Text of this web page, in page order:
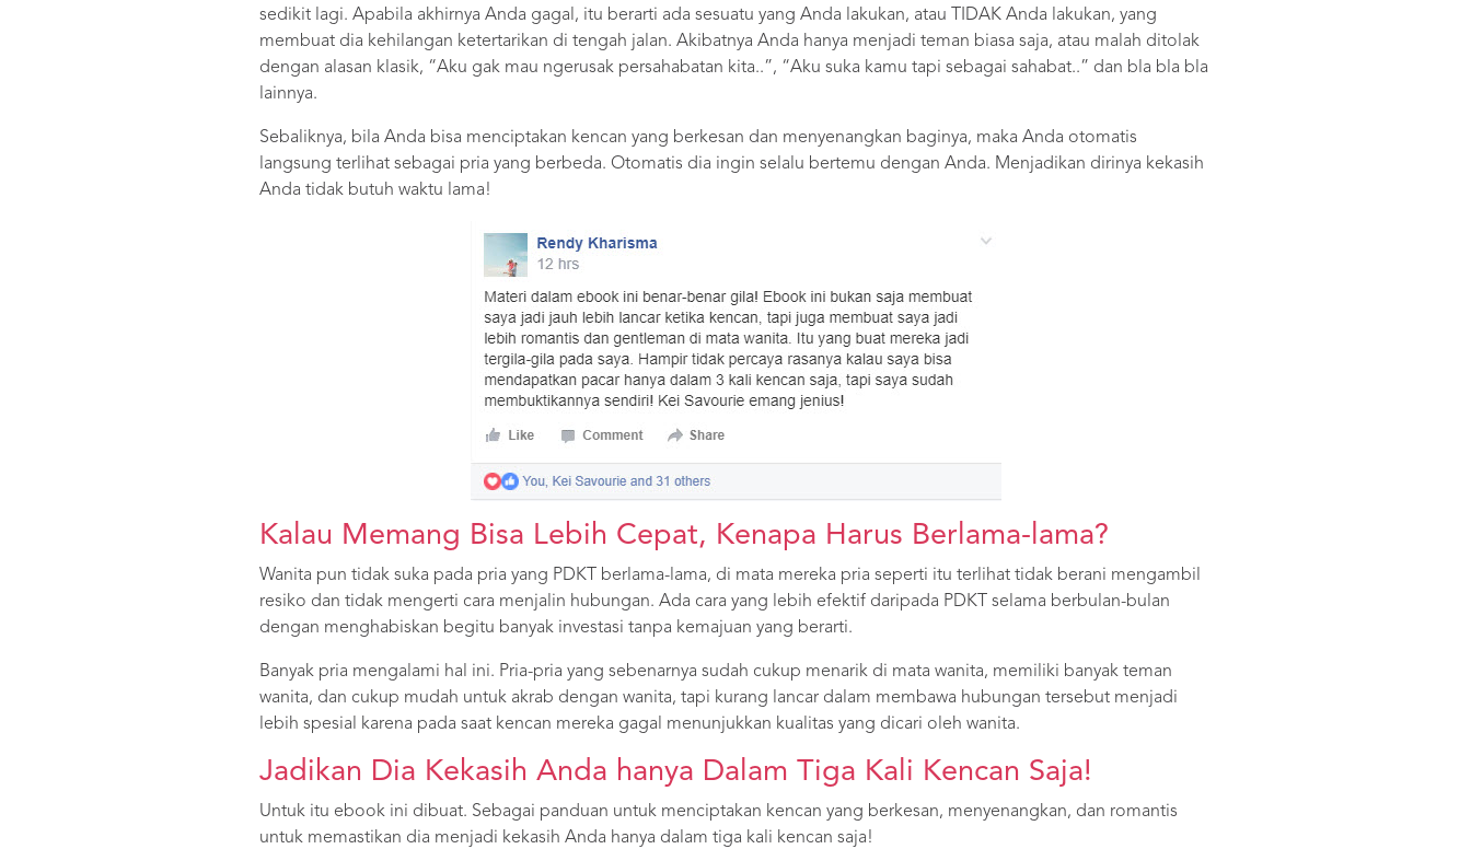
sedikit lagi. Apabila akhirnya Anda gagal, itu berarti ada sesuatu yang Anda lakukan, atau TIDAK Anda lakukan, yang
membuat dia kehilangan ketertarikan di tengah jalan. Akibatnya Anda hanya menjadi teman biasa saja, atau malah ditolak
dengan alasan klasik, “Aku gak mau ngerusak persahabatan kita..”, “Aku suka kamu tapi sebagai sahabat..” dan bla bla bla
lainnya.
Sebaliknya, bila Anda bisa menciptakan kencan yang berkesan dan menyenangkan baginya, maka Anda otomatis
langsung terlihat sebagai pria yang berbeda. Otomatis dia ingin selalu bertemu dengan Anda. Menjadikan dirinya kekasih
Anda tidak butuh waktu lama!
Kalau Memang Bisa Lebih Cepat, Kenapa Harus Berlama-lama?
Wanita pun tidak suka pada pria yang PDKT berlama-lama, di mata mereka pria seperti itu terlihat tidak berani mengambil
resiko dan tidak mengerti cara menjalin hubungan. Ada cara yang lebih efektif daripada PDKT selama berbulan-bulan
dengan menghabiskan begitu banyak investasi tanpa kemajuan yang berarti.
Banyak pria mengalami hal ini. Pria-pria yang sebenarnya sudah cukup menarik di mata wanita, memiliki banyak teman
wanita, dan cukup mudah untuk akrab dengan wanita, tapi kurang lancar dalam membawa hubungan tersebut menjadi
lebih spesial karena pada saat kencan mereka gagal menunjukkan kualitas yang dicari oleh wanita.
Jadikan Dia Kekasih Anda hanya Dalam Tiga Kali Kencan Saja!
Untuk itu ebook ini dibuat. Sebagai panduan untuk menciptakan kencan yang berkesan, menyenangkan, dan romantis
untuk memastikan dia menjadi kekasih Anda hanya dalam tiga kali kencan saja!